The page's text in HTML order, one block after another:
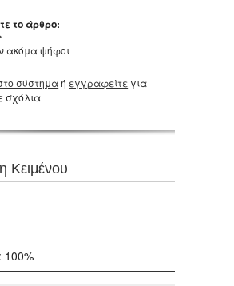
το άρθρο:
ακόμα ψήφοι
σύστημαή εγγραφείτε για
σχόλια
Κειμένου
100%